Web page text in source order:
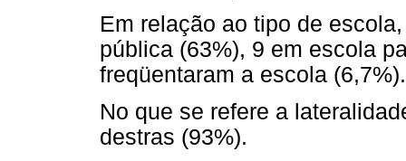
Em relação ao tipo de
pública (63%), 9 em escola
freqüentaram a escola (6,7%).
No que se refere a
destras (93%).